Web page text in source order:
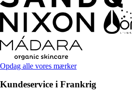
Opdag alle vores mærker
Kundeservice i Frankrig